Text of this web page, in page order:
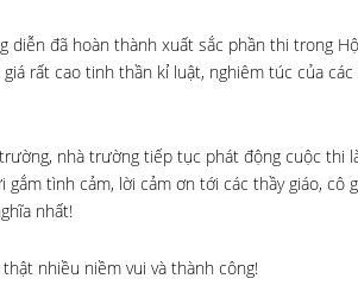
đã hoàn thành xuất sắc phần thi trong
rất cao tinh thần kỉ luật, nghiêm túc của các
nhà trường tiếp tục phát động cuộc thi
tình cảm, lời cảm ơn tới các thầy giáo, cô
nhất!
nhiều niềm vui và thành công!